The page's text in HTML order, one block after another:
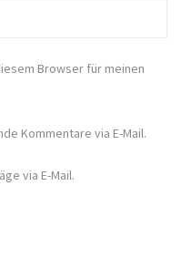
Browser für meinen
Kommentare via E-Mail.
via E-Mail.